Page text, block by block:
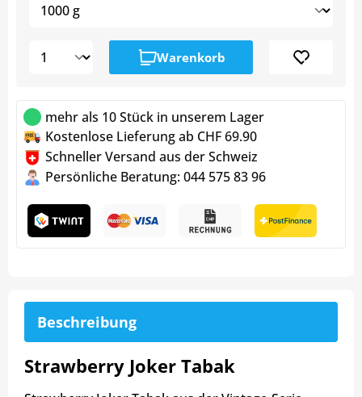
Warenkorb
mehr als 10 Stück in unserem Lager
Kostenlose Lieferung ab CHF 69.90
Schneller Versand aus der Schweiz
Persönliche Beratung: 044 575 83 96
Beschreibung
Strawberry Joker Tabak